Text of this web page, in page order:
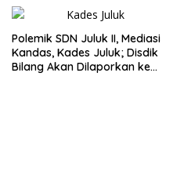
Polemik SDN Juluk II, Mediasi
Kandas, Kades Juluk; Disdik
Bilang Akan Dilaporkan ke